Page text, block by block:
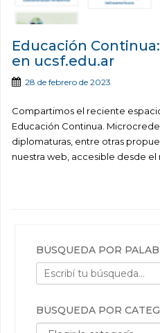
Educación
en ucsf.edu.ar
28 de febrero de 2023
Compartimos el reciente
Educación Continua.
diplomaturas, entre otras
nuestra web, accesible desde el
BÚSQUEDA POR
BÚSQUEDA POR
Búsqueda por categorías: